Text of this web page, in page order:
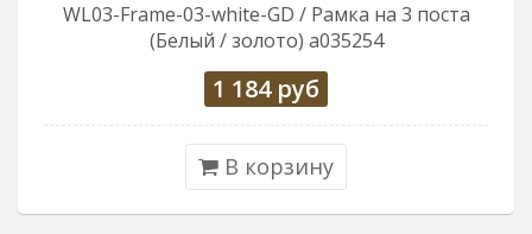
WL03-Frame-03-white-GD / Рамка на 3 поста
(Белый / золото) a035254
1 184руб
В корзину